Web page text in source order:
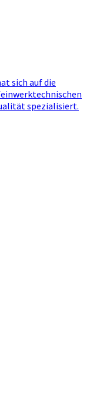
sich auf die
spezialisiert.